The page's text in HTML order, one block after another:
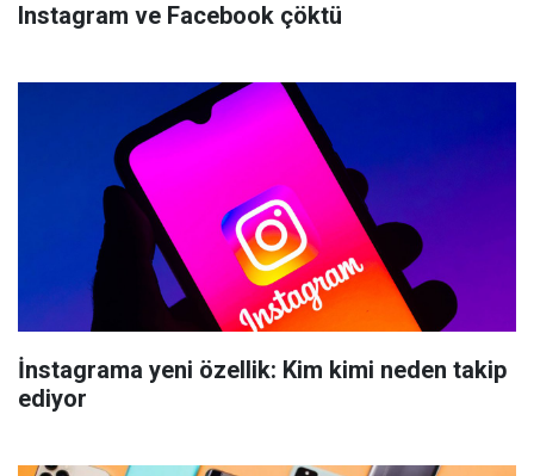
Instagram ve Facebook çöktü
İnstagrama yeni özellik: Kim kimi neden takip
ediyor